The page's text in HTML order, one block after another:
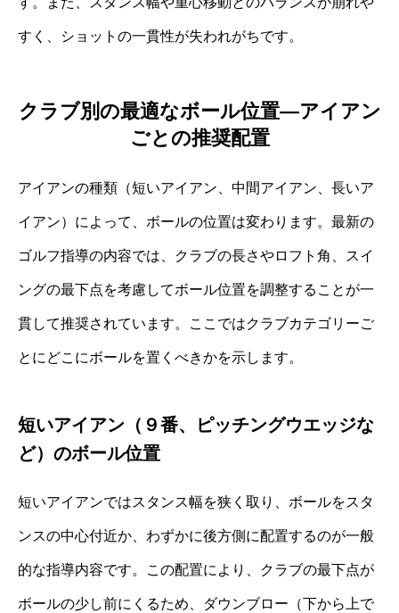
すく、ショットの一貫性が失われがちです。
クラブ別の最適なボール位置―アイアン
ごとの推奨配置
アイアンの種類（短いアイアン、中間アイアン、長いア
イアン）によって、ボールの位置は変わります。最新の
ゴルフ指導の内容では、クラブの長さやロフト角、スイ
ングの最下点を考慮してボール位置を調整することが一
貫して推奨されています。ここではクラブカテゴリーご
とにどこにボールを置くべきかを示します。
短いアイアン（９番、ピッチングウエッジな
ど）のボール位置
短いアイアンではスタンス幅を狭く取り、ボールをスタ
ンスの中心付近か、わずかに後方側に配置するのが一般
的な指導内容です。この配置により、クラブの最下点が
ボールの少し前にくるため、ダウンブロー（下から上で